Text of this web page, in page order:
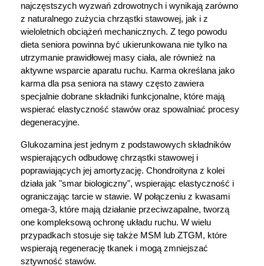
najczęstszych wyzwań zdrowotnych i wynikają zarówno
z naturalnego zużycia chrząstki stawowej, jak i z
wieloletnich obciążeń mechanicznych. Z tego powodu
dieta seniora powinna być ukierunkowana nie tylko na
utrzymanie prawidłowej masy ciała, ale również na
aktywne wsparcie aparatu ruchu. Karma określana jako
karma dla psa seniora na stawy często zawiera
specjalnie dobrane składniki funkcjonalne, które mają
wspierać elastyczność stawów oraz spowalniać procesy
degeneracyjne.
Glukozamina jest jednym z podstawowych składników
wspierających odbudowę chrząstki stawowej i
poprawiających jej amortyzację. Chondroityna z kolei
działa jak "smar biologiczny", wspierając elastyczność i
ograniczając tarcie w stawie. W połączeniu z kwasami
omega-3, które mają działanie przeciwzapalne, tworzą
one kompleksową ochronę układu ruchu. W wielu
przypadkach stosuje się także MSM lub ZTGM, które
wspierają regenerację tkanek i mogą zmniejszać
sztywność stawów.